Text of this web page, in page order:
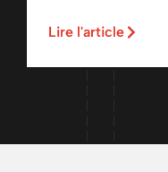
Lire l'article